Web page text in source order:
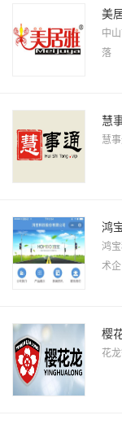
美
中
落
慧
慧
鸿
鸿
术企
樱
花